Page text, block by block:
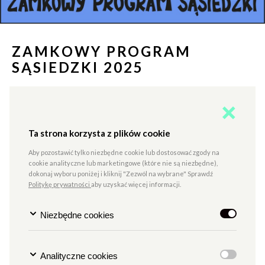
ZAMKOWY PROGRAM
SĄSIEDZKI 2025
Godzinag. 15.05 - 23.55
od 6.06.2025
do 29.06.2025
Ta strona korzysta z plików cookie
Aby pozostawić tylko niezbędne cookie lub dostosować zgody na
cookie analityczne lub marketingowe (które nie są niezbędne),
dokonaj wyboru poniżej i kliknij "Zezwól na wybrane" Sprawdź
Politykę prywatności aby uzyskać więcej informacji.
Niezbędne cookies
Analityczne cookies